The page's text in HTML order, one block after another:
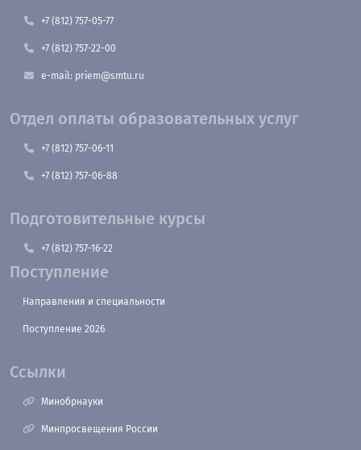
+7 (812) 757-05-77
+7 (812) 757-22-00
e-mail: priem@smtu.ru
Отдел оплаты образовательных услуг
+7 (812) 757-06-11
+7 (812) 757-06-88
Подготовительные курсы
+7 (812) 757-16-22
Поступление
Направления и специальности
Поступление 2026
Ссылки
Минобрнауки
Минпросвещения России